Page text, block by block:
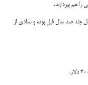
هم بپردازند.
چند صد سال قبل بوده و نمادی از